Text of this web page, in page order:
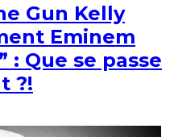
Gun Kelly
Eminem
: Que se passe
?!